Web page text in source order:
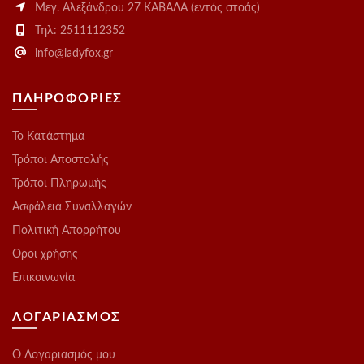
Μεγ. Αλεξάνδρου 27 ΚΑΒΑΛΑ (εντός στοάς)
Τηλ: 2511112352
info@ladyfox.gr
ΠΛΗΡΟΦΟΡΙΕΣ
Το Kατάστημα
Τρόποι Αποστολής
Τρόποι Πληρωμής
Ασφάλεια Συναλλαγών
Πολιτική Απορρήτου
Οροι χρήσης
Επικοινωνία
ΛΟΓΑΡΙΑΣΜΟΣ
O Λογαριασμός μου